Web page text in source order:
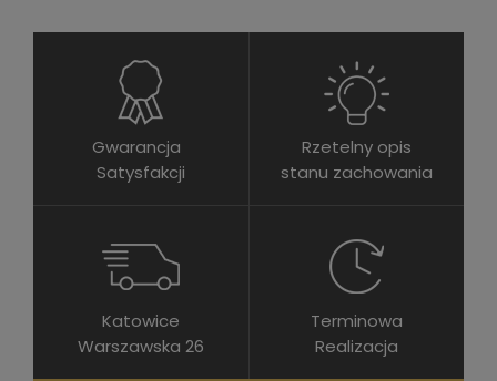
Gwarancja
Satysfakcji
Rzetelny opis
stanu zachowania
Katowice
Warszawska 26
Terminowa
Realizacja